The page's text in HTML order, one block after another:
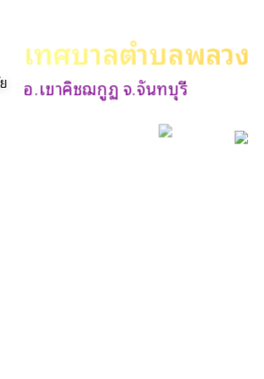
เทศบาลตำบลพลวง
อ.เขาคิชฌกูฏ จ.จันทบุรี